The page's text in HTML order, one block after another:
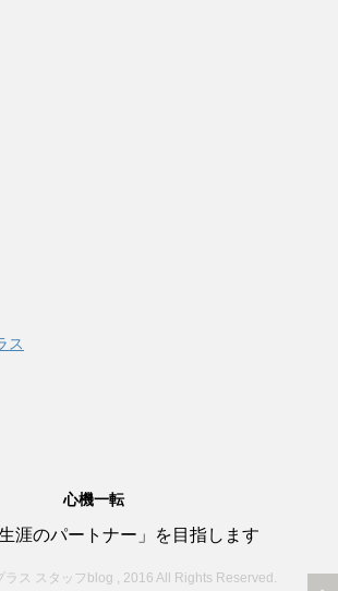
ス
心機一転
生涯のパートナー」を目指します
ス スタッフblog , 2016 All Rights Reserved.